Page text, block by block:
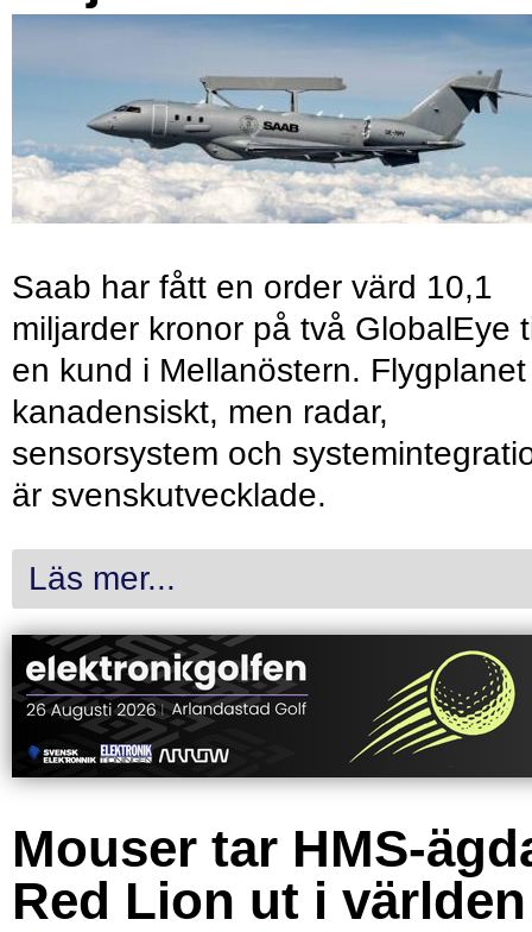
Saab har fått en order värd 10,1
miljarder kronor på två GlobalEye
en kund i Mellanöstern.
kanadensiskt, men radar,
sensorsystem och
är svenskutvecklade.
Läs mer...
Mouser tar HMS-
Red Lion ut i världen